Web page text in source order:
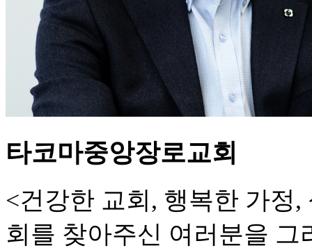
타코마중앙장로교회
<건강한 교회, 행복한 가정
회를 찾아주신 여러분을